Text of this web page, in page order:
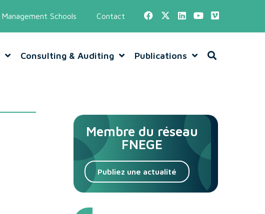
Management Schools Contact
Consulting & Auditing Publications
Membre du réseau
FNEGE
Publiez une actualité